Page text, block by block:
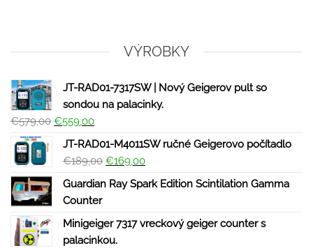
VÝROBKY
JT-RAD01-7317SW | Nový Geigerov pult so
sondou na palacinky.
€579,00 €559,00
JT-RAD01-M4011SW ručné Geigerovo počítadlo
€189,00 €169,00
Guardian Ray Spark Edition Scintilation Gamma
Counter
Minigeiger 7317 vreckový geiger counter s
palacinkou.